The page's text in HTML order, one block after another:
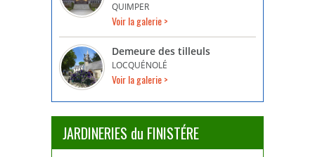
QUIMPER
Voir la galerie >
Demeure des tilleuls
LOCQUÉNOLÉ
Voir la galerie >
JARDINERIES du FINISTÉRE